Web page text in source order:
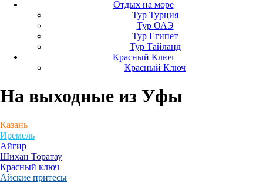
Отдых на море
Тур Турция
Тур ОАЭ
Тур Египет
Тур Тайланд
Красный Ключ
Красный Ключ
На выходные из Уфы
Казань
Иремель
Айгир
Шихан Торатау
Красный ключ
Айские притесы